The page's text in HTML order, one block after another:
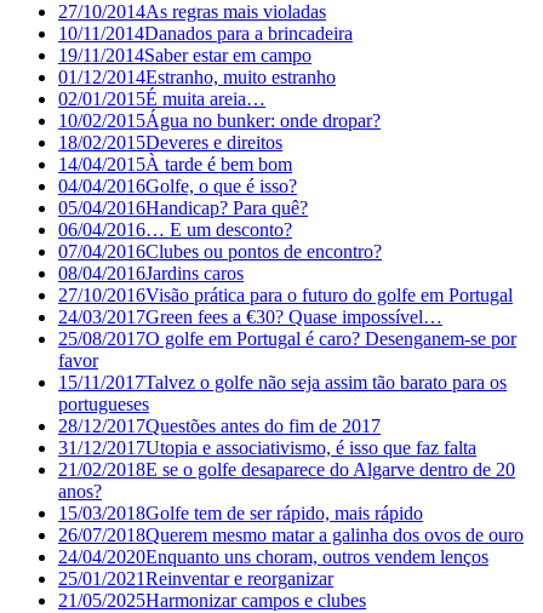
27/10/2014As regras mais violadas
10/11/2014Danados para a brincadeira
19/11/2014Saber estar em campo
01/12/2014Estranho, muito estranho
02/01/2015É muita areia…
10/02/2015Água no bunker: onde dropar?
18/02/2015Deveres e direitos
14/04/2015À tarde é bem bom
04/04/2016Golfe, o que é isso?
05/04/2016Handicap? Para quê?
06/04/2016… E um desconto?
07/04/2016Clubes ou pontos de encontro?
08/04/2016Jardins caros
27/10/2016Visão prática para o futuro do golfe em Portugal
24/03/2017Green fees a €30? Quase impossível…
25/08/2017O golfe em Portugal é caro? Desenganem-se por
favor
15/11/2017Talvez o golfe não seja assim tão barato para os
portugueses
28/12/2017Questões antes do fim de 2017
31/12/2017Utopia e associativismo, é isso que faz falta
21/02/2018E se o golfe desaparece do Algarve dentro de 20
anos?
15/03/2018Golfe tem de ser rápido, mais rápido
26/07/2018Querem mesmo matar a galinha dos ovos de ouro
24/04/2020Enquanto uns choram, outros vendem lenços
25/01/2021Reinventar e reorganizar
21/05/2025Harmonizar campos e clubes